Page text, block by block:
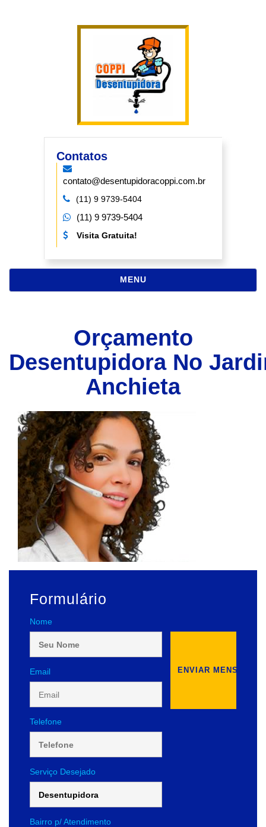
Contatos
contato@desentupidoracoppi.com.br
(11) 9 9739-5404
(11) 9 9739-5404
Visita Gratuita!
MENUNAVEGAÇÃO
Orçamento
Desentupidora No
Anchieta
Formulário
Nome
Email
Telefone
Serviço Desejado
Bairro p/ Atendimento